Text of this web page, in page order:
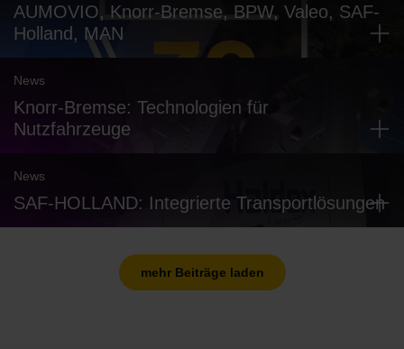
AUMOVIO, Knorr-Bremse, BPW, Valeo, SAF-
Holland, MAN
News
Knorr-Bremse: Technologien für
Nutzfahrzeuge
News
SAF-HOLLAND: Integrierte Transportlösungen
mehr Beiträge laden